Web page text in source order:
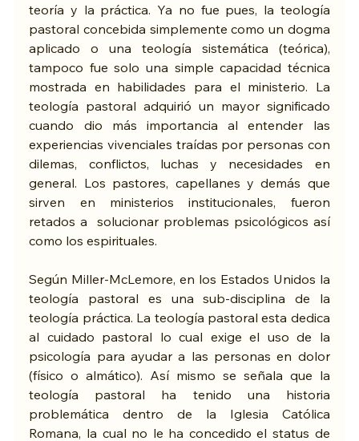
teoría y la práctica. Ya no fue pues, la teología
pastoral concebida simplemente como un dogma
aplicado o una teología sistemática (teórica),
tampoco fue solo una simple capacidad técnica
mostrada en habilidades para el ministerio. La
teología pastoral adquirió un mayor significado
cuando dio más importancia al entender las
experiencias vivenciales traídas por personas con
dilemas, conflictos, luchas y necesidades en
general. Los pastores, capellanes y demás que
sirven en ministerios institucionales, fueron
retados a  solucionar problemas psicológicos así
como los espirituales.
Según Miller-McLemore, en los Estados Unidos la
teología pastoral es una sub-disciplina de la
teología práctica. La teología pastoral esta dedica
al cuidado pastoral lo cual exige el uso de la
psicología para ayudar a las personas en dolor
(físico o almático). Así mismo se señala que la
teología pastoral ha tenido una historia
problemática dentro de la Iglesia Católica
Romana, la cual no le ha concedido el status de